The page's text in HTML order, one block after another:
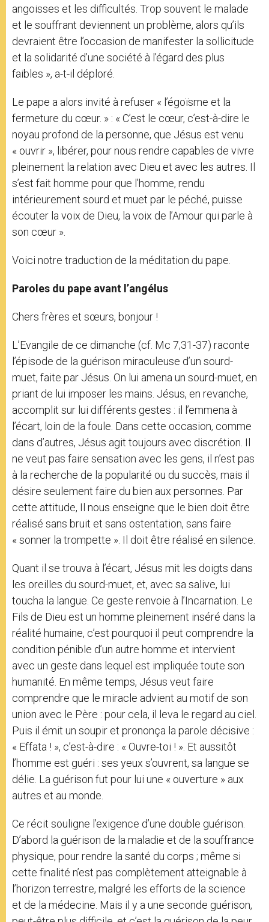
angoisses et les difficultés. Trop souvent le malade
et le souffrant deviennent un problème, alors qu’ils
devraient être l’occasion de manifester la sollicitude
et la solidarité d’une société à l’égard des plus
faibles », a-t-il déploré.
Le pape a alors invité à refuser « l’égoïsme et la
fermeture du cœur. » : « C’est le cœur, c’est-à-dire le
noyau profond de la personne, que Jésus est venu
« ouvrir », libérer, pour nous rendre capables de vivre
pleinement la relation avec Dieu et avec les autres. Il
s’est fait homme pour que l’homme, rendu
intérieurement sourd et muet par le péché, puisse
écouter la voix de Dieu, la voix de l’Amour qui parle à
son cœur ».
Voici notre traduction de la méditation du pape.
Paroles du pape avant l’angélus
Chers frères et sœurs, bonjour !
L’Evangile de ce dimanche (cf. Mc 7,31-37) raconte
l’épisode de la guérison miraculeuse d’un sourd-
muet, faite par Jésus. On lui amena un sourd-muet, en
priant de lui imposer les mains. Jésus, en revanche,
accomplit sur lui différents gestes : il l’emmena à
l’écart, loin de la foule. Dans cette occasion, comme
dans d’autres, Jésus agit toujours avec discrétion. Il
ne veut pas faire sensation avec les gens, il n’est pas
à la recherche de la popularité ou du succès, mais il
désire seulement faire du bien aux personnes. Par
cette attitude, Il nous enseigne que le bien doit être
réalisé sans bruit et sans ostentation, sans faire
« sonner la trompette ». Il doit être réalisé en silence.
Quant il se trouva à l’écart, Jésus mit les doigts dans
les oreilles du sourd-muet, et, avec sa salive, lui
toucha la langue. Ce geste renvoie à l’Incarnation. Le
Fils de Dieu est un homme pleinement inséré dans la
réalité humaine, c’est pourquoi il peut comprendre la
condition pénible d’un autre homme et intervient
avec un geste dans lequel est impliquée toute son
humanité. En même temps, Jésus veut faire
comprendre que le miracle advient au motif de son
union avec le Père : pour cela, il leva le regard au ciel.
Puis il émit un soupir et prononça la parole décisive :
« Effata ! », c’est-à-dire : « Ouvre-toi ! ». Et aussitôt
l’homme est guéri : ses yeux s’ouvrent, sa langue se
délie. La guérison fut pour lui une « ouverture » aux
autres et au monde.
Ce récit souligne l’exigence d’une double guérison.
D’abord la guérison de la maladie et de la souffrance
physique, pour rendre la santé du corps ; même si
cette finalité n’est pas complètement atteignable à
l’horizon terrestre, malgré les efforts de la science
et de la médecine. Mais il y a une seconde guérison,